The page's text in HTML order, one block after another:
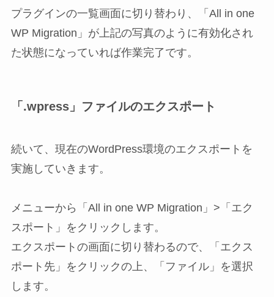
プラグインの一覧画面に切り替わり、「All in one
WP Migration」が上記の写真のように有効化され
た状態になっていれば作業完了です。
「.wpress」ファイルのエクスポート
続いて、現在のWordPress環境のエクスポートを
実施していきます。
メニューから「All in one WP Migration」>「エク
スポート」をクリックします。
エクスポートの画面に切り替わるので、「エクス
ポート先」をクリックの上、「ファイル」を選択
します。